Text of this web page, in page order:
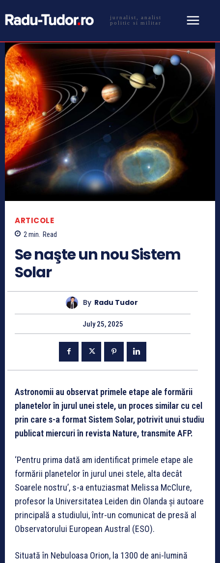
jurnalist, analist
politic si militar
ARTICOLE
2 min. Read
Se naşte un nou Sistem
Solar
By Radu Tudor
July 25, 2025
Astronomii au observat primele etape ale formării
planetelor în jurul unei stele, un proces similar cu cel
prin care s-a format Sistem Solar, potrivit unui studiu
publicat miercuri în revista Nature, transmite AFP.
‘Pentru prima dată am identificat primele etape ale
formării planetelor în jurul unei stele, alta decât
Soarele nostru’, s-a entuziasmat Melissa McClure,
profesor la Universitatea Leiden din Olanda și autoare
principală a studiului, într-un comunicat de presă al
Observatorului European Austral (ESO).
Situată în Nebuloasa Orion, la 1300 de ani-lumină